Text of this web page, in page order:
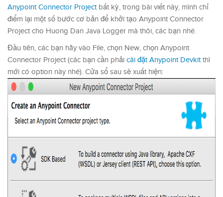
Anypoint Connector Projectbất kỳ, trong bài viết này, mình chỉ
điểm lại một số bước cơ bản để khởi tạo Anypoint Connector
Project cho Huong Dan Java Logger mà thôi, các bạn nhé.
Đầu tiên, các bạn hãy vào File, chọn New, chọn Anypoint
Connector Project (các bạn cần phải cài đặt Anypoint Devkitthì
mới có option này nhé). Cửa sổ sau sẽ xuất hiện: